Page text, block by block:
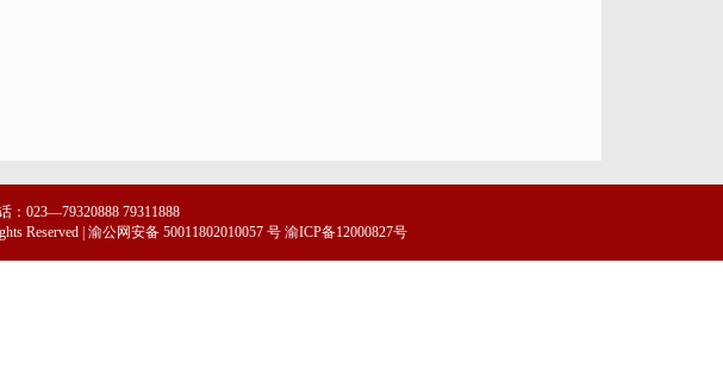
：023—79320888 79311888
Reserved | 渝公网安备 50011802010057 号 渝ICP备12000827号